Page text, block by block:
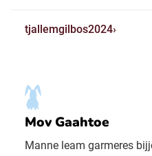
tjallemgilbos2024
Mov Gaahtoe
Manne leam garmeres